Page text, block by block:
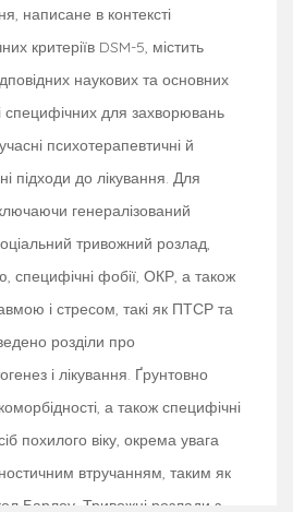
написане в контексті
критеріїв DSM-5, містить
наукових та основних
специфічних для захворювань
психотерапевтичні й
підходи до лікування. Для
генералізований
тривожний розлад,
специфічні фобії, ОКР, а також
і стресом, такі як ПТСР та
розділи про
і лікування. Ґрунтовно
а також специфічні
похилого віку, окрема увага
втручанням, таким як
Барлоу. Тривожні розлади з